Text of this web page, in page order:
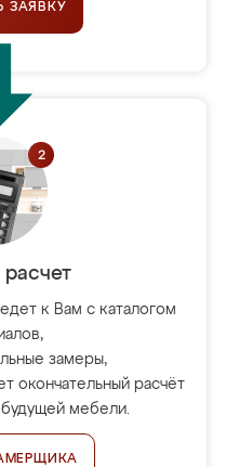
ЗАЯВКУ
к Вам с каталогом
замеры,
окончательный расчёт
мебели.